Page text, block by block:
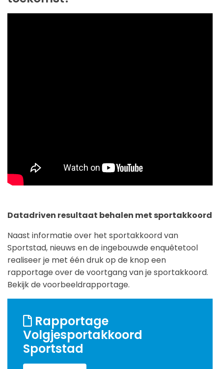
Datadriven resultaat behalen met sportakkoord
Naast informatie over het sportakkoord van
Sportstad, nieuws en de ingebouwde enquêtetool
realiseer je met één druk op de knop een
rapportage over de voortgang van je sportakkoord.
Bekijk de voorbeeldrapportage.
Rapportage
Volgjesportakkoord
Sportstad